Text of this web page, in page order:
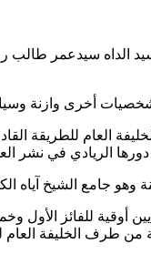
الداه سيدعمر
أخرى وازنة
العام للطريقة
دورها الريادي في نشر
وهو جامع الشيخ آياه
أوقية للفائز
طرف الخليفة العام